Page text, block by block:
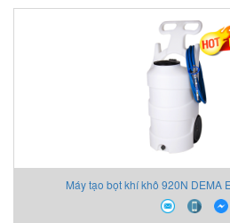
Máy tạo bọt khí khô 920N DEMA